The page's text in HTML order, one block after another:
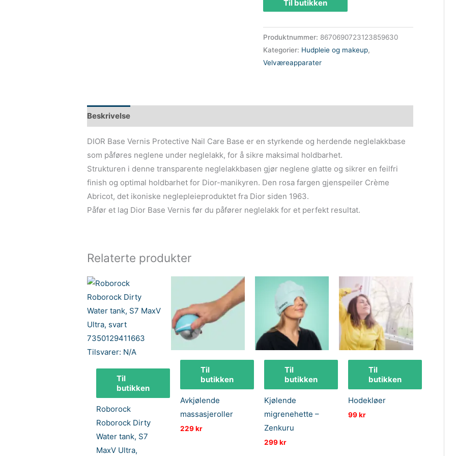
Til butikken
Produktnummer: 8670690723123859630
Kategorier: Hudpleie og makeup,
Velværeapparater
Beskrivelse
DIOR Base Vernis Protective Nail Care Base er en styrkende og herdende neglelakkbase
som påføres neglene under neglelakk, for å sikre maksimal holdbarhet.
Strukturen i denne transparente neglelakkbasen gjør neglene glatte og sikrer en feilfri
finish og optimal holdbarhet for Dior-manikyren. Den rosa fargen gjenspeiler Crème
Abricot, det ikoniske neglepleieproduktet fra Dior siden 1963.
Påfør et lag Dior Base Vernis før du påfører neglelakk for et perfekt resultat.
Relaterte produkter
Til
butikken
Roborock
Roborock Dirty
Water tank, S7
MaxV Ultra,
Til
butikken
Avkjølende
massasjeroller
229kr
Til
butikken
Kjølende
migrenehette –
Zenkuru
299kr
Til
butikken
Hodekløer
99kr